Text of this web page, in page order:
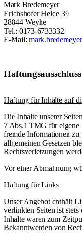
Mark Bredemeyer
Erichshofer Heide 39
28844 Weyhe
Tel.: 0173-6733332
E-Mail:
Haftung für Inhalte auf
Die Inhalte unserer
7 Abs.1 TMG für eigene
fremde Informationen zu
allgemeinen Gesetzen
Rechtsverletzungen
Vor einer Abmahnung
Haftung für Links
Unser Angebot enthält
verlinkten Seiten ist
Inhalte waren zum
Bekanntwerden von